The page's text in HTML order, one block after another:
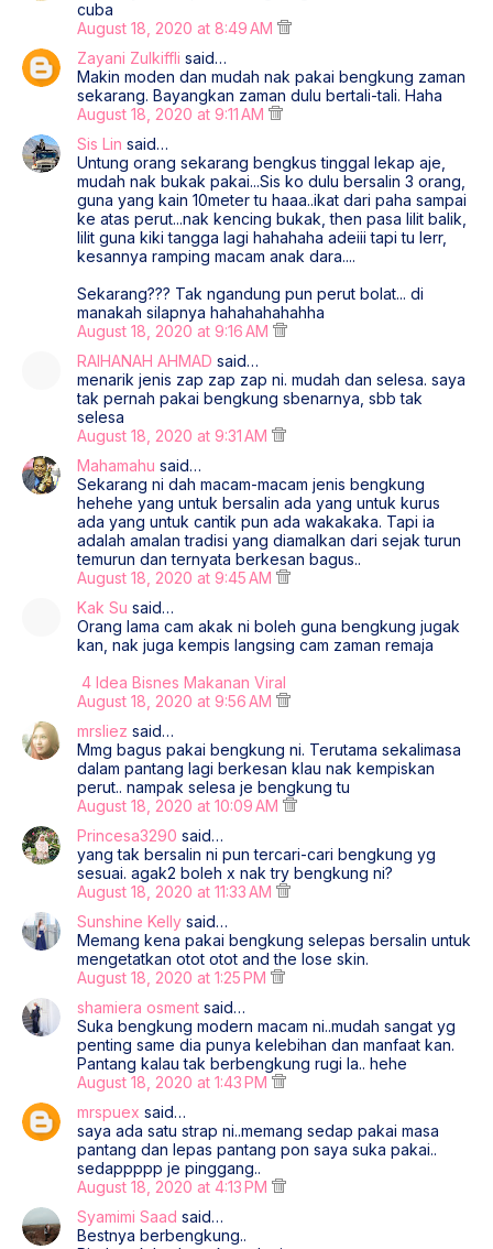
cuba
August 18, 2020 at 8:49 AM
Zayani Zulkiffli said…
Makin moden dan mudah nak pakai bengkung zaman
sekarang. Bayangkan zaman dulu bertali-tali. Haha
August 18, 2020 at 9:11 AM
Sis Lin said…
Untung orang sekarang bengkus tinggal lekap aje,
mudah nak bukak pakai...Sis ko dulu bersalin 3 orang,
guna yang kain 10meter tu haaa..ikat dari paha sampai
ke atas perut...nak kencing bukak, then pasa lilit balik,
lilit guna kiki tangga lagi hahahaha adeiii tapi tu lerr,
kesannya ramping macam anak dara....
Sekarang??? Tak ngandung pun perut bolat... di
manakah silapnya hahahahahahha
August 18, 2020 at 9:16 AM
RAIHANAH AHMAD said…
menarik jenis zap zap zap ni. mudah dan selesa. saya
tak pernah pakai bengkung sbenarnya, sbb tak
selesa
August 18, 2020 at 9:31 AM
Mahamahu said…
Sekarang ni dah macam-macam jenis bengkung
hehehe yang untuk bersalin ada yang untuk kurus
ada yang untuk cantik pun ada wakakaka. Tapi ia
adalah amalan tradisi yang diamalkan dari sejak turun
temurun dan ternyata berkesan bagus..
August 18, 2020 at 9:45 AM
Kak Su said…
Orang lama cam akak ni boleh guna bengkung jugak
kan, nak juga kempis langsing cam zaman remaja
4 Idea Bisnes Makanan Viral
August 18, 2020 at 9:56 AM
mrsliez said…
Mmg bagus pakai bengkung ni. Terutama sekalimasa
dalam pantang lagi berkesan klau nak kempiskan
perut.. nampak selesa je bengkung tu
August 18, 2020 at 10:09 AM
Princesa3290 said…
yang tak bersalin ni pun tercari-cari bengkung yg
sesuai. agak2 boleh x nak try bengkung ni?
August 18, 2020 at 11:33 AM
Sunshine Kelly said…
Memang kena pakai bengkung selepas bersalin untuk
mengetatkan otot otot and the lose skin.
August 18, 2020 at 1:25 PM
shamiera osment said…
Suka bengkung modern macam ni..mudah sangat yg
penting same dia punya kelebihan dan manfaat kan.
Pantang kalau tak berbengkung rugi la.. hehe
August 18, 2020 at 1:43 PM
mrspuex said…
saya ada satu strap ni..memang sedap pakai masa
pantang dan lepas pantang pon saya suka pakai..
sedappppp je pinggang..
August 18, 2020 at 4:13 PM
Syamimi Saad said…
Bestnya berbengkung..